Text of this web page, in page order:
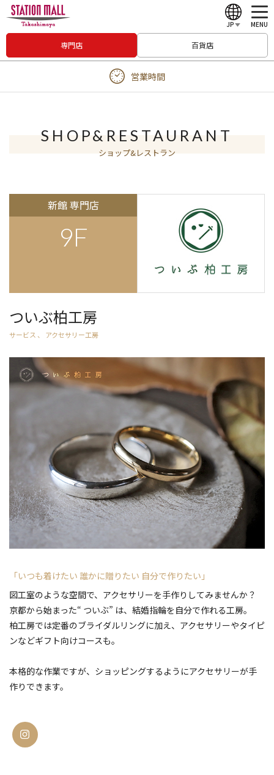
専門店 百貨店
JP
English
한국어
MENU
営業時間
SHOP&RESTAURANT
ショップ&レストラン
新館 専門店
9F
ついぶ柏工房
サービス 、 アクセサリー工房
「いつも着けたい 誰かに贈りたい 自分で作りたい」
図工室のような空間で、アクセサリーを手作りしてみませんか？
京都から始まった“ ついぶ” は、結婚指輪を自分で作れる工房。
柏工房では定番のブライダルリングに加え、アクセサリーやタイピ
ンなどギフト向けコースも。
本格的な作業ですが、ショッピングするようにアクセサリーが手
作りできます。